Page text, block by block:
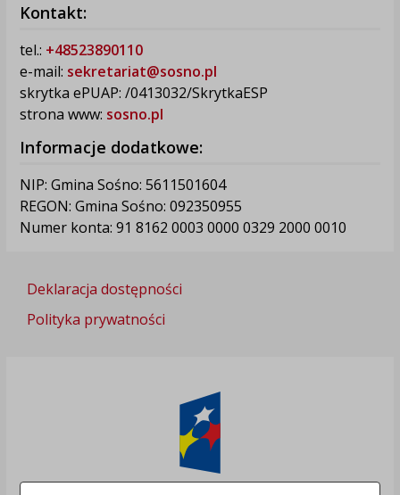
Kontakt:
tel.: +48523890110
e-mail: sekretariat@sosno.pl
skrytka ePUAP: /0413032/SkrytkaESP
strona www: sosno.pl
Informacje dodatkowe:
NIP: Gmina Sośno: 5611501604
REGON: Gmina Sośno: 092350955
Numer konta: 91 8162 0003 0000 0329 2000 0010
Deklaracja dostępności
Polityka prywatności